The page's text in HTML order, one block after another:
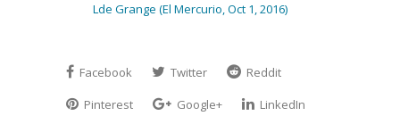
Lde Grange (El Mercurio, Oct 1, 2016)
Facebook Twitter
Reddit
Pinterest
Google+
LinkedIn